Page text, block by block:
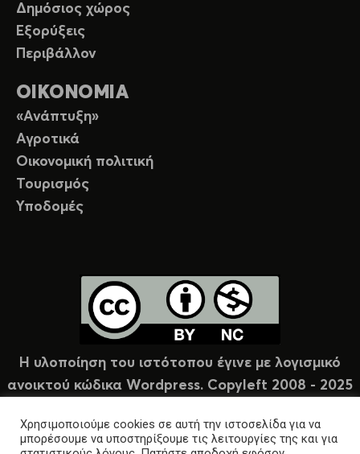
Δημόσιος χώρος
Εξορύξεις
Περιβάλλον
ΟΙΚΟΝΟΜΙΑ
«Ανάπτυξη»
Αγροτικά
Οικονομική πολιτική
Τουρισμός
Υποδομές
Η υλοποίηση του ιστότοπου έγινε με λογισμικό
ανοικτού κώδικα Wordpress. Copyleft 2008 - 2025
Χρησιμοποιούμε cookies σε αυτή την ιστοσελίδα για να
μπορέσουμε να υποστηρίξουμε τις λειτουργίες της και για